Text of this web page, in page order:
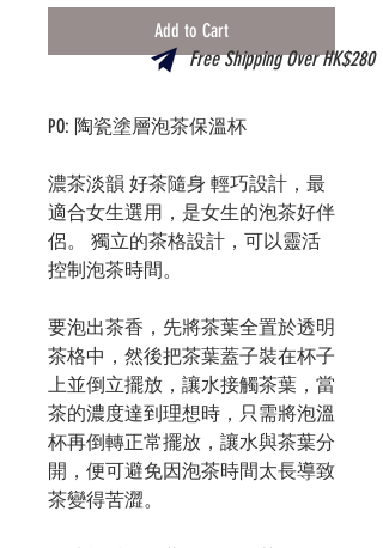
Add to Cart
PO: 陶瓷塗層泡茶保溫杯
濃茶淡韻 好茶隨身 輕巧設計，最
適合女生選用，是女生的泡茶好伴
侶。 獨立的茶格設計，可以靈活
控制泡茶時間。
要泡出茶香，先將茶葉全置於透明
茶格中，然後把茶葉蓋子裝在杯子
上並倒立擺放，讓水接觸茶葉，當
茶的濃度達到理想時，只需將泡溫
杯再倒轉正常擺放，讓水與茶葉分
開，便可避免因泡茶時間太長導致
茶變得苦澀。
Free Shipping Over HK$280